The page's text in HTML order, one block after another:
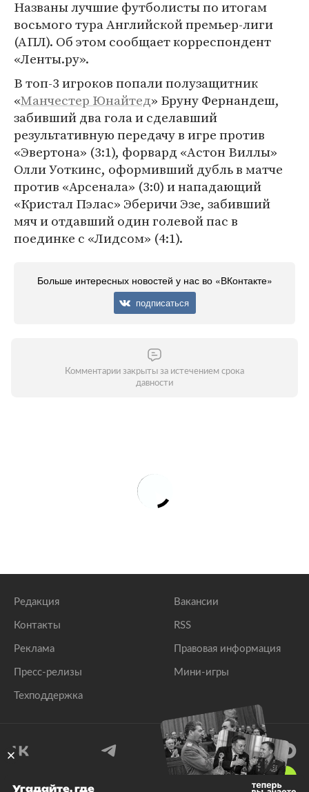
Названы лучшие футболисты по итогам
восьмого тура Английской премьер-лиги
(АПЛ). Об этом сообщает корреспондент
«Ленты.ру».
В топ-3 игроков попали полузащитник
«Манчестер Юнайтед» Бруну Фернандеш,
забивший два гола и сделавший
результативную передачу в игре против
«Эвертона» (3:1), форвард «Астон Виллы»
Олли Уоткинс, оформивший дубль в матче
против «Арсенала» (3:0) и нападающий
«Кристал Пэлас» Эберичи Эзе, забивший
мяч и отдавший один голевой пас в
поединке с «Лидсом» (4:1).
Больше интересных новостей у нас во «ВКонтакте»
подписаться
Комментарии закрыты за истечением срока
давности
Редакция
Контакты
Реклама
Пресс-релизы
Техподдержка
Вакансии
RSS
Правовая информация
Мини-игры
Угадайте, где